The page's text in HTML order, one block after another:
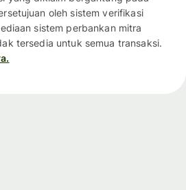
oleh sistem verifikasi
sistem perbankan mitra
tersedia untuk semua transaksi.